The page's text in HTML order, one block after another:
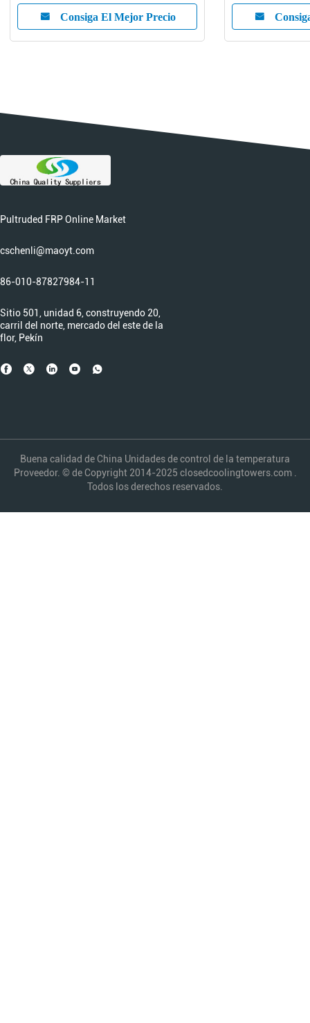
Consiga El Mejor Precio
Pultruded FRP Online Market
cschenli@maoyt.com
86-010-87827984-11
Sitio 501, unidad 6, construyendo 20,
carril del norte, mercado del este de la
flor, Pekín
Buena calidad de China Unidades de control de la temperatura
Proveedor. © de Copyright 2014-2025 closedcoolingtowers.com .
Todos los derechos reservados.